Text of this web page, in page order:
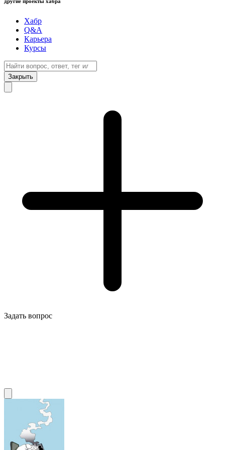
Хабр
Q&A
Карьера
Курсы
Закрыть
Задать вопрос